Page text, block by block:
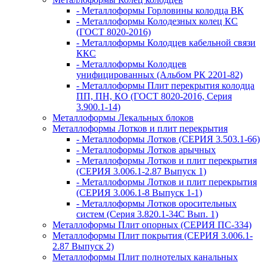
- Металлоформы Горловины колодца ВК
- Металлоформы Колодезных колец КС
(ГОСТ 8020-2016)
- Металлоформы Колодцев кабельной связи
ККС
- Металлоформы Колодцев
унифицированных (Альбом РК 2201-82)
- Металлоформы Плит перекрытия колодца
ПП, ПН, КО (ГОСТ 8020-2016, Серия
3.900.1-14)
Металлоформы Лекальных блоков
Металлоформы Лотков и плит перекрытия
- Металлоформы Лотков (СЕРИЯ 3.503.1-66)
- Металлоформы Лотков арычных
- Металлоформы Лотков и плит перекрытия
(СЕРИЯ 3.006.1-2.87 Выпуск 1)
- Металлоформы Лотков и плит перекрытия
(СЕРИЯ 3.006.1-8 Выпуск 1-1)
- Металлоформы Лотков оросительных
систем (Серия 3.820.1-34С Вып. 1)
Металлоформы Плит опорных (СЕРИЯ ПС-334)
Металлоформы Плит покрытия (СЕРИЯ 3.006.1-
2.87 Выпуск 2)
Металлоформы Плит полнотелых канальных